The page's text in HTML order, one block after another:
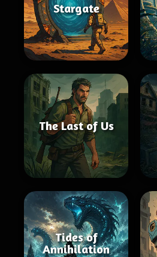
Stargate
The Last of Us
Tides of
Annihilation